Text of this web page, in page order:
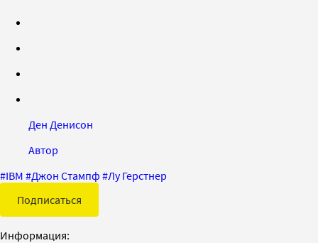
Ден Денисон
Автор
#IBM #Джон Стампф #Лу Герстнер
Подписаться
Информация: